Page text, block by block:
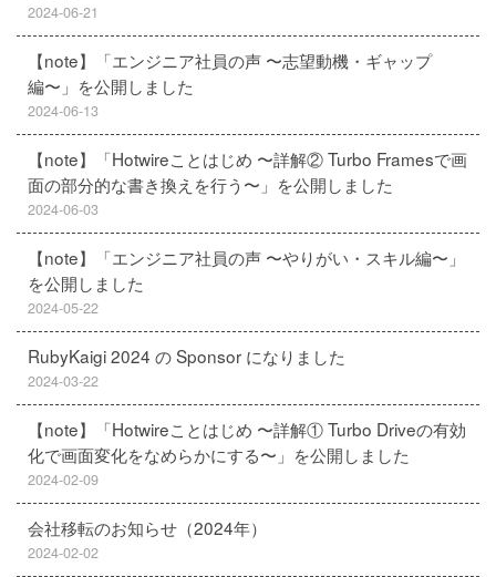
2024-06-21
【note】「エンジニア社員の声 〜志望動機・ギャップ
編〜」を公開しました
2024-06-13
【note】「Hotwireことはじめ 〜詳解② Turbo Framesで画
面の部分的な書き換えを行う〜」を公開しました
2024-06-03
【note】「エンジニア社員の声 〜やりがい・スキル編〜」
を公開しました
2024-05-22
RubyKaigi 2024 の Sponsor になりました
2024-03-22
【note】「Hotwireことはじめ 〜詳解① Turbo Driveの有効
化で画面変化をなめらかにする〜」を公開しました
2024-02-09
会社移転のお知らせ（2024年）
2024-02-02